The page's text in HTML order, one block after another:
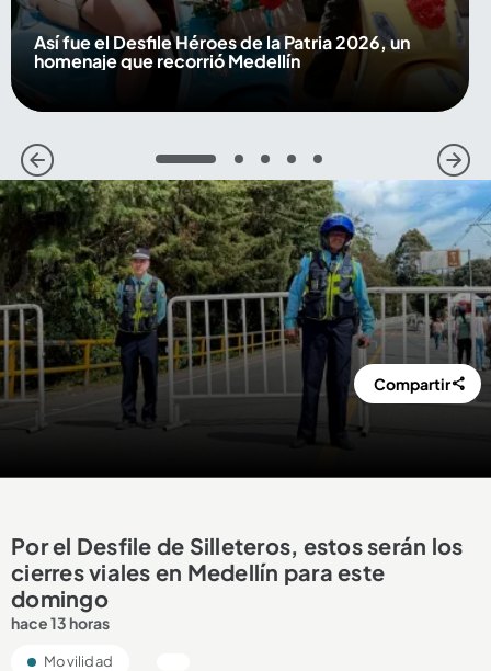
Así fue el Desfile Héroes de la Patria 2026, un
homenaje que recorrió Medellín
1 2 3 4 5
Compartir
Por el Desfile de Silleteros, estos serán los
cierres viales en Medellín para este
domingo
hace 13 horas
Movilidad